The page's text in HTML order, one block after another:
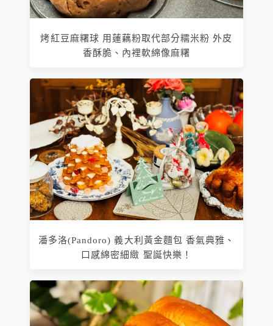
烤紅豆麻糬球 用蓮藕粉取代部分糯米粉 外皮
香酥脆、內裡軟綿像麻糬
潘多洛(Pandoro) 義大利黃金麵包 香氣典雅、
口感綿密細緻 聖誕快樂！